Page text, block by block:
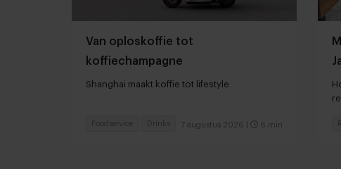
Van oploskoffie tot
koffiechampagne
Shanghai maakt koffie tot lifestyle
7 augustus 2026 6 min
Foodservice Drinks